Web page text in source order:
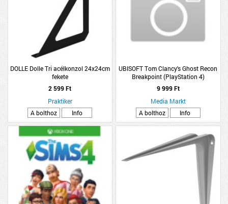
DOLLE Dolle Tri acélkonzol 24x24cm
fekete
2 599 Ft
Praktiker
A bolthoz
Info
UBISOFT Tom Clancy's Ghost Recon
Breakpoint (PlayStation 4)
9 999 Ft
Media Markt
A bolthoz
Info